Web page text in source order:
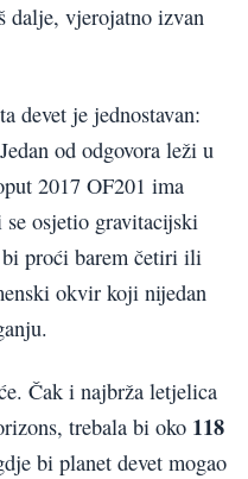
dalje, vjerojatno izvan
devet je jednostavan:
Jedan od odgovora leži u
2017 OF201 ima
osjetio gravitacijski
proći barem četiri ili
okvir koji nijedan
Čak i najbrža letjelica
trebala bi oko 118
bi planet devet mogao